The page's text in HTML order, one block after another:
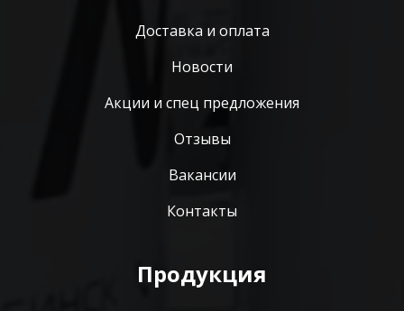
Доставка и оплата
Новости
Акции и спец предложения
Отзывы
Вакансии
Контакты
Продукция